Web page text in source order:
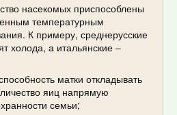
насекомых приспособлены
температурным
К примеру, среднерусские
холода, а итальянские –
матки откладывать
яиц напрямую
семьи;